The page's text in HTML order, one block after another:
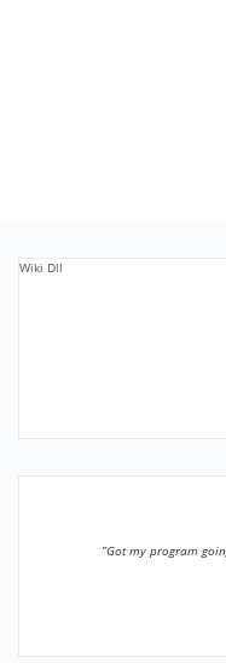
Wiki Dll
”Got my program